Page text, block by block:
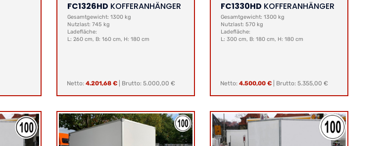
FC1326HD KOFFERANHÄNGER
Gesamtgewicht: 1300 kg
Nutzlast: 745 kg
Ladefläche:
L: 260 cm, B: 160 cm, H: 180 cm
Netto: 4.201,68 €| Brutto: 5.000,00 €
FC1330HD KOFFERANHÄNGER
Gesamtgewicht: 1300 kg
Nutzlast: 570 kg
Ladefläche:
L: 300 cm, B: 180 cm, H: 180 cm
Netto: 4.500,00 €| Brutto: 5.355,00 €